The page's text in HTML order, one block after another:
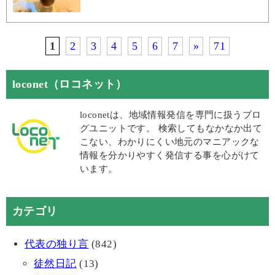
1 2 3 4 5 6 7 » 71
loconet（ロコネット）
loconetは、地域情報発信を専門に扱うブロ
グユニットです。 検索してもなかなか出て
こない、わかりにくい地元のマニアックな
情報を分かりやすく発信する事を心がけて
います。
カテゴリ
代表の独り言 (842)
徒然日記 (13)